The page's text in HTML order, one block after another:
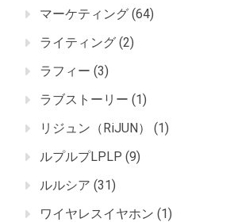
マーケティング (64)
ライティング (2)
ラフィー (3)
ラブストーリー (1)
リジュン（RiJUN）
(1)
ルプルプLPLP (9)
ルルシア (31)
ワイヤレスイヤホン (1)